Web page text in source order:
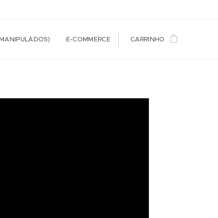
E-COMMERCE CARRINHO